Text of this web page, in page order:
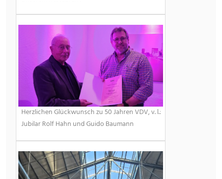
Herzlichen Glückwunsch zu 50 Jahren VDV, v. l.:
Jubilar Rolf Hahn und Guido Baumann